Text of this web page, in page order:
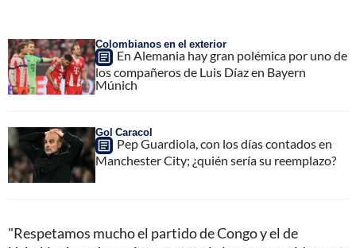
Colombianos en el exterior
En Alemania hay gran polémica por uno de
los compañeros de Luis Díaz en Bayern
Múnich
Gol Caracol
Pep Guardiola, con los días contados en
Manchester City; ¿quién sería su reemplazo?
"Respetamos mucho el partido de Congo y el de